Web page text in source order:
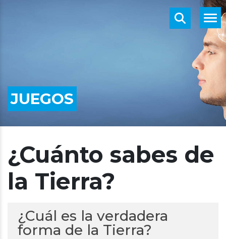
JUEGOS
¿Cuánto sabes de
la Tierra?
¿Cuál es la verdadera
forma de la Tierra?